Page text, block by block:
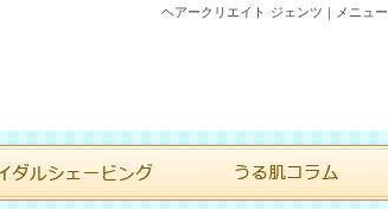
ヘアークリエイト ジェンツ｜メニュー